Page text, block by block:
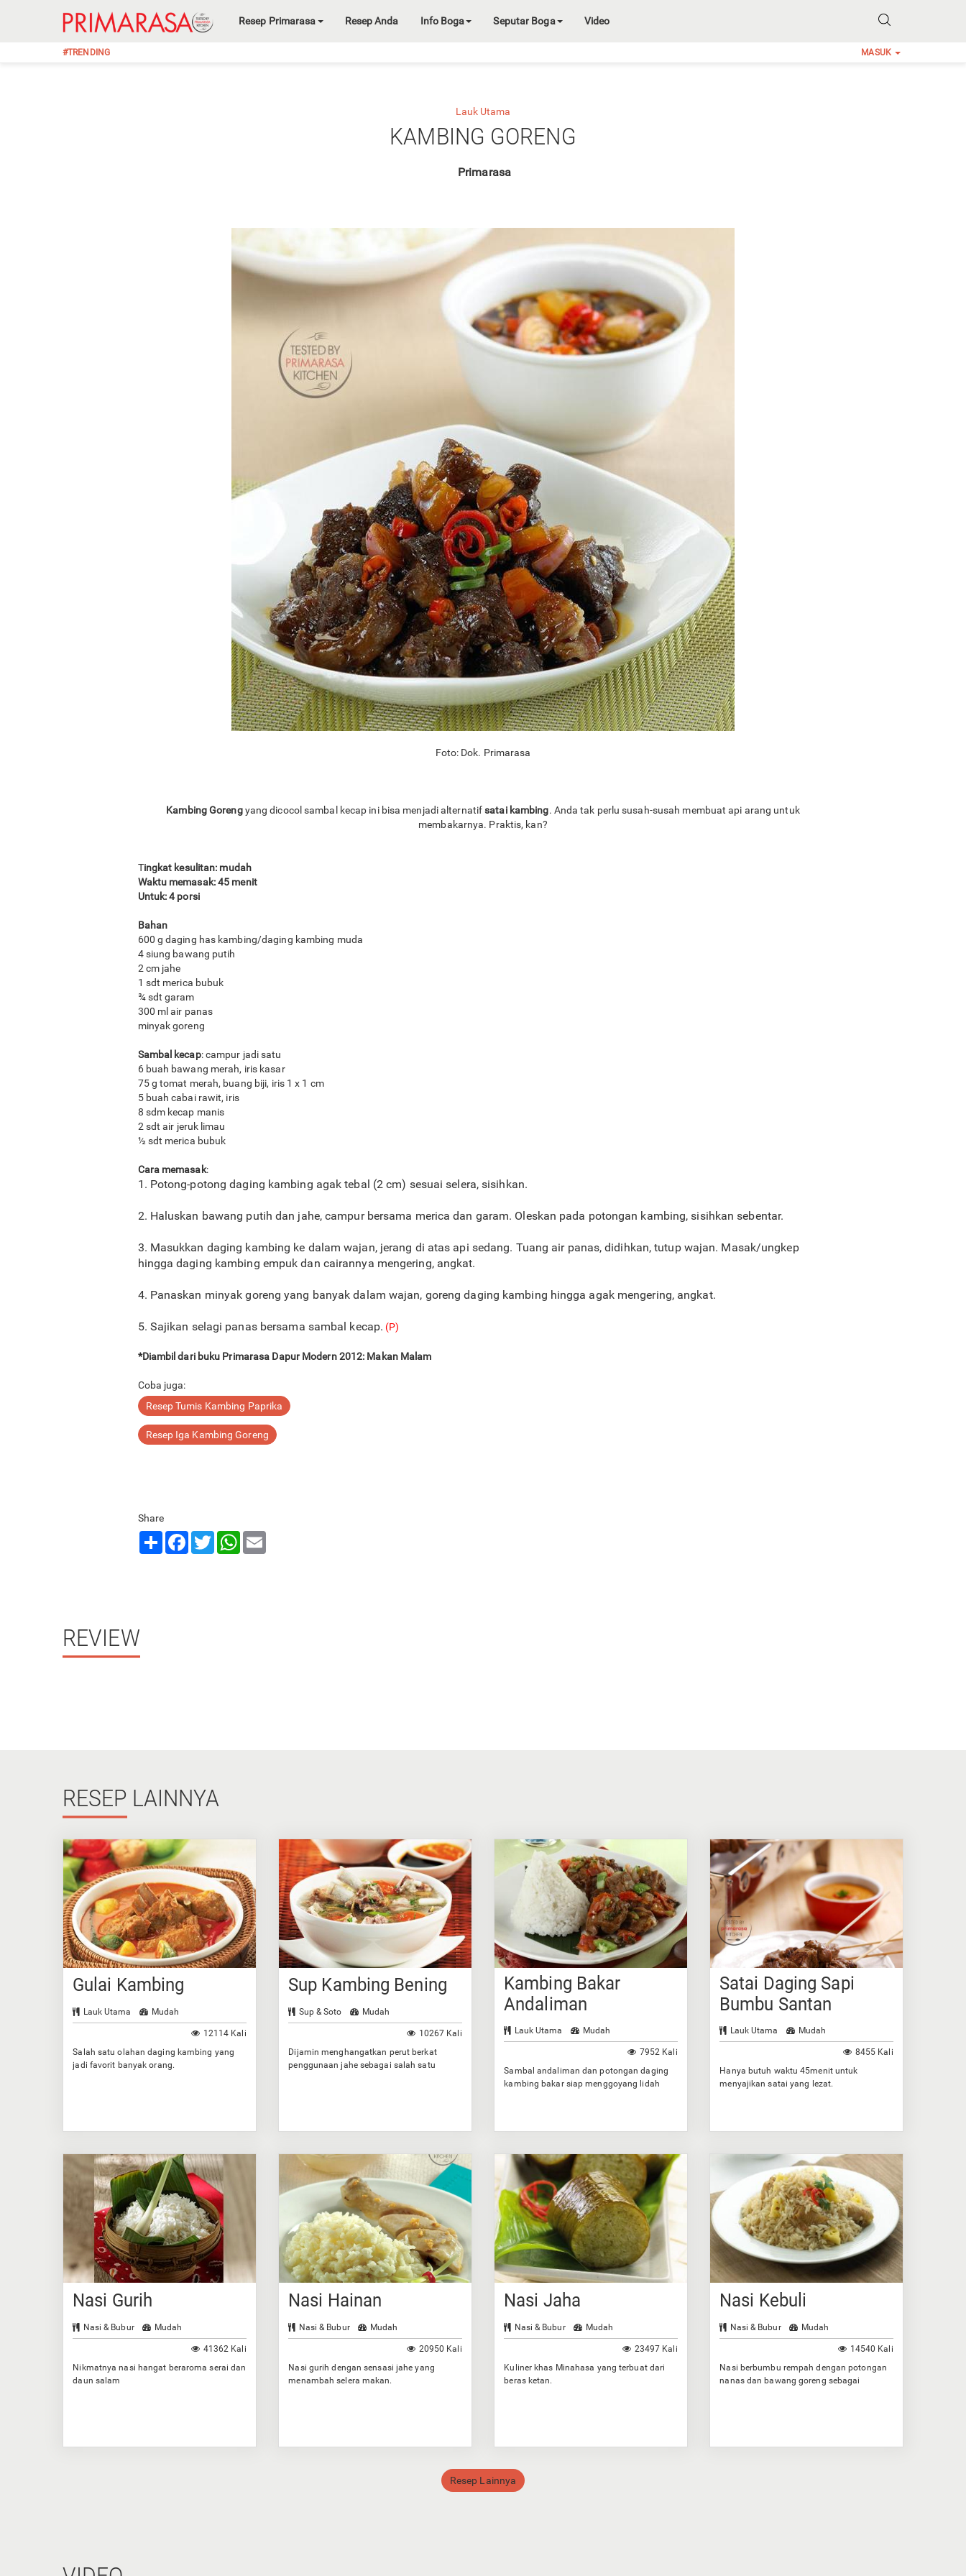
Resep Primarasa Resep Anda Info Boga Seputar Boga Video
#TRENDING MASUK
Lauk Utama
KAMBING GORENG
Primarasa
Foto: Dok. Primarasa
Kambing Gorengyang dicocol sambal kecap ini bisa menjadi alternatifsatai kambing. Anda tak perlu susah-susah membuat api arang untuk
membakarnya. Praktis, kan?
Tingkat kesulitan: mudah
Waktu memasak: 45 menit
Untuk: 4 porsi
Bahan
600 g daging has kambing/daging kambing muda
4 siung bawang putih
2 cm jahe
1 sdt merica bubuk
¾ sdt garam
300 ml air panas
minyak goreng
Sambal kecap: campur jadi satu
6 buah bawang merah, iris kasar
75 g tomat merah, buang biji, iris 1 x 1 cm
5 buah cabai rawit, iris
8 sdm kecap manis
2 sdt air jeruk limau
½ sdt merica bubuk
Cara memasak:
1. Potong-potong daging kambing agak tebal (2 cm) sesuai selera, sisihkan.
2. Haluskan bawang putih dan jahe, campur bersama merica dan garam. Oleskan pada potongan kambing, sisihkan sebentar.
3. Masukkan daging kambing ke dalam wajan, jerang di atas api sedang. Tuang air panas, didihkan, tutup wajan. Masak/ungkep
hingga daging kambing empuk dan cairannya mengering, angkat.
4. Panaskan minyak goreng yang banyak dalam wajan, goreng daging kambing hingga agak mengering, angkat.
5. Sajikan selagi panas bersama sambal kecap. (P)
*Diambil dari buku Primarasa Dapur Modern 2012: Makan Malam
Coba juga:
Resep Tumis Kambing Paprika
Resep Iga Kambing Goreng
Share
ShareFacebook
TwitterWhatsApp
Email
REVIEW
RESEP LAINNYA
Gulai Kambing
Lauk Utama Mudah
12114 Kali
Salah satu olahan daging kambing yang
jadi favorit banyak orang.
Sup Kambing Bening
Sup & Soto Mudah
10267 Kali
Dijamin menghangatkan perut berkat
penggunaan jahe sebagai salah satu
Kambing Bakar
Andaliman
Lauk Utama Mudah
7952 Kali
Sambal andaliman dan potongan daging
kambing bakar siap menggoyang lidah
Satai Daging Sapi
Bumbu Santan
Lauk Utama Mudah
8455 Kali
Hanya butuh waktu 45menit untuk
menyajikan satai yang lezat.
Nasi Gurih
Nasi & Bubur Mudah
41362 Kali
Nikmatnya nasi hangat beraroma serai dan
daun salam
Nasi Hainan
Nasi & Bubur Mudah
20950 Kali
Nasi gurih dengan sensasi jahe yang
menambah selera makan.
Nasi Jaha
Nasi & Bubur Mudah
23497 Kali
Kuliner khas Minahasa yang terbuat dari
beras ketan.
Nasi Kebuli
Nasi & Bubur Mudah
14540 Kali
Nasi berbumbu rempah dengan potongan
nanas dan bawang goreng sebagai
Resep Lainnya